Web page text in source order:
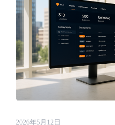
2026年5月12日